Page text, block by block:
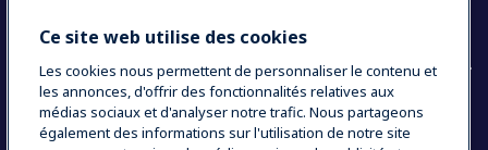
COUNTRY AND LANGUAGE
Ce site web utilise des cookies
Les cookies nous permettent de personnaliser le contenu et
les annonces, d'offrir des fonctionnalités relatives aux
médias sociaux et d'analyser notre trafic. Nous partageons
également des informations sur l'utilisation de notre site